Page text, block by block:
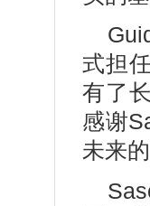
式担
有了
感谢
未来